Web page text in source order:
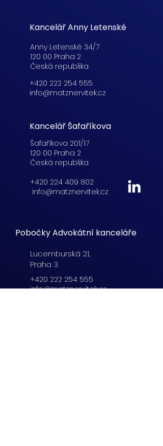
Kancelář Anny Letenské
Anny Letenské 34/7
120 00 Praha 2
Česká republika
+420 222 254 555
info@matznervitek.cz
Kancelář Šafaříkova
Šafaříkova 201/17
120 00 Praha 2
Česká republika
+420 224 409 802
info@matznervitek.cz
Pobočky Advokátní kanceláře
Lucemburská 21,
Praha 3
+420 222 254 555
info@matznervitek.cz